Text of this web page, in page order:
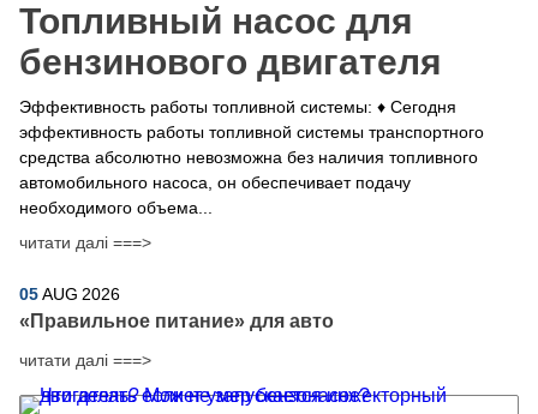
Топливный насос для
бензинового двигателя
Эффективность работы топливной системы: ♦ Сегодня
эффективность работы топливной системы транспортного
средства абсолютно невозможна без наличия топливного
автомобильного насоса, он обеспечивает подачу
необходимого объема...
читати далі ===>
05AUG 2026
​«Правильное питание» для авто
читати далі ===>